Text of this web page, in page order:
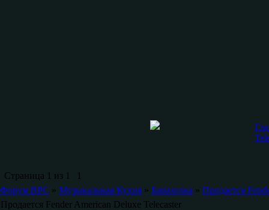
Страница 1 из 1
1
Форум ВРС » Музыкальная Кухня » Барахолка » Продается
Продается Fender American Deluxe Telecaster